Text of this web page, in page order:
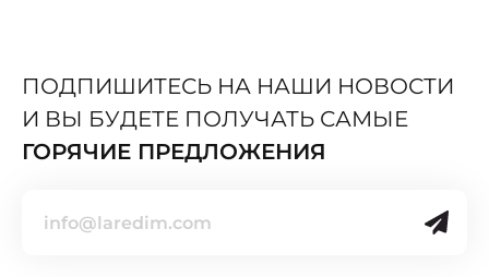
ПОДПИШИТЕСЬ НА НАШИ НОВОСТИ
И ВЫ БУДЕТЕ ПОЛУЧАТЬ САМЫЕ
ГОРЯЧИЕ ПРЕДЛОЖЕНИЯ